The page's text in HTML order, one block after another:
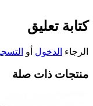
كتابة تعليق
الرجاء الدخول أو
منتجات ذات صلة